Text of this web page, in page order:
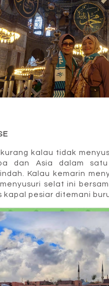
kalau tidak
dan Asia dalam
Kalau kemarin
selat ini
kapal pesiar ditemani